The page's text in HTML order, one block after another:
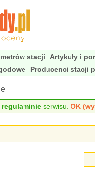
stacji Artykuły i
Producenci stacji
regulaminieserwisu. OK